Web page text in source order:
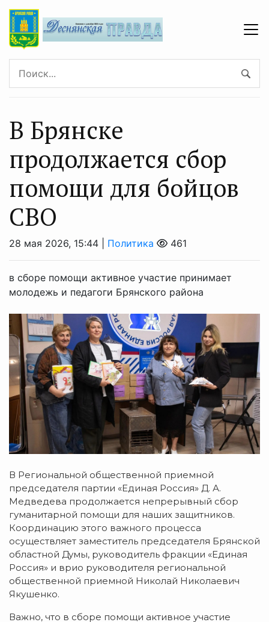
В Брянске
продолжается сбор
помощи для бойцов
СВО
28 мая 2026, 15:44 | Политика 461
в сборе помощи активное участие принимает
молодежь и педагоги Брянского района
В Региональной общественной приемной
председателя партии «Единая Россия» Д. А.
Медведева продолжается непрерывный сбор
гуманитарной помощи для наших защитников.
Координацию этого важного процесса
осуществляет заместитель председателя Брянской
областной Думы, руководитель фракции «Единая
Россия» и врио руководителя региональной
общественной приемной Николай Николаевич
Якушенко.
Важно, что в сборе помощи активное участие